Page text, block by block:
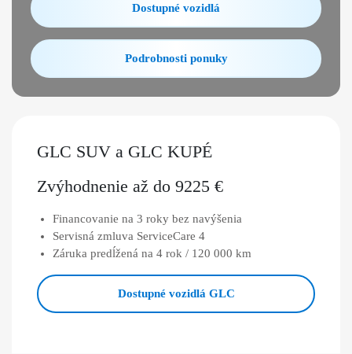
Dostupné vozidlá
Podrobnosti ponuky
GLC SUV a GLC KUPÉ
Zvýhodnenie až do 9225 €
Financovanie na 3 roky bez navýšenia
Servisná zmluva ServiceCare 4
Záruka predĺžená na 4 rok / 120 000 km
Dostupné vozidlá GLC